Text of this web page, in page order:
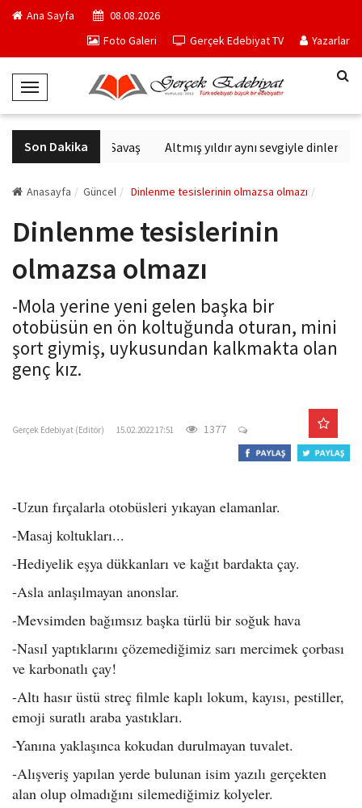
Ana Sayfa
08.08.2026
Foto Galeri
Gerçek Edebiyat TV Yazarlar
T
o
g
g
e
a
i
a
t
i
o
Son Dakika
Altıncı Nesil Savaş Altmış yıldır aynı sevgiyle dinlenen
Anasayfa Güncel Dinlenme tesislerinin olmazsa olmazı
Dinlenme tesislerinin
olmazsa olmazı
-Mola yerine yeni gelen başka bir
otobüsün en ön koltuğunda oturan, mini
şort giymiş, uykusundan kalkmakta olan
genç kız.
Gerçek Edebiyat (Editör) 15.02.2022 17:51 1377
-Uzun fırçalarla otobüsleri yıkayan elamanlar.
-Masaj koltukları...
-Hediyelik eşya dükkanları ve kağıt bardakta çay.
-Asla anlaşılmayan anonslar.
-Mevsimden bağımsız başka türlü bir soğuk hava
-Nasıl yaptıklarını çözemediğimiz sarı mercimek çorbası
ve karbonatlı çay!
-Altı hasır üstü streç filmle kaplı lokum, kayısı, pestiller,
emoji suratlı araba yastıkları.
-Yanına yaklaşınca kokudan durulmayan tuvalet.
-Alışveriş yapılan yerde bulunan isim yazılı gerçekten
alan olup olmadığını silemediğimiz kolyeler.